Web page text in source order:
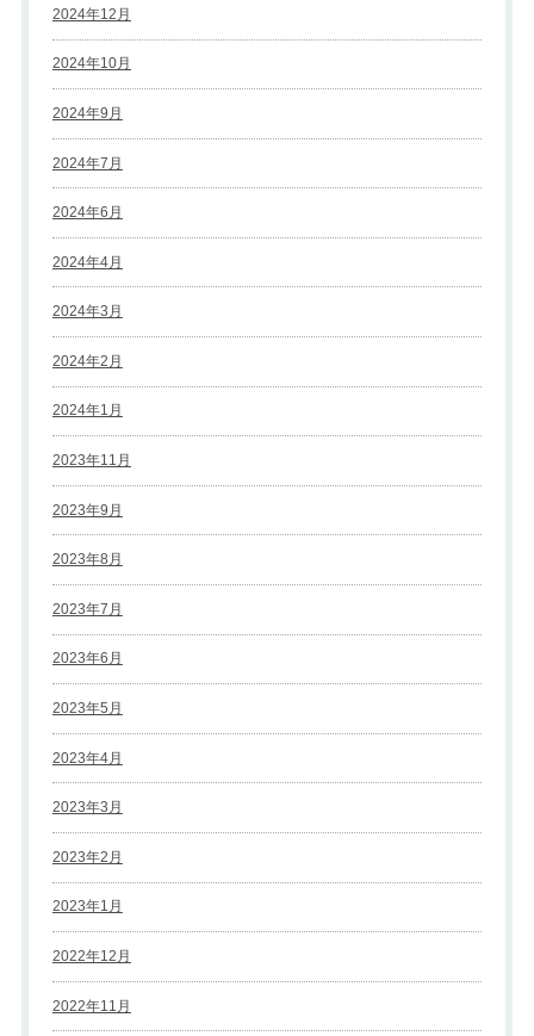
2024年12月
2024年10月
2024年9月
2024年7月
2024年6月
2024年4月
2024年3月
2024年2月
2024年1月
2023年11月
2023年9月
2023年8月
2023年7月
2023年6月
2023年5月
2023年4月
2023年3月
2023年2月
2023年1月
2022年12月
2022年11月